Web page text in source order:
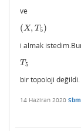
ve
(X, T5 )
(X, T5)
i almak
T5
T5
bir topoloji değildi.
14 Haziran 2020